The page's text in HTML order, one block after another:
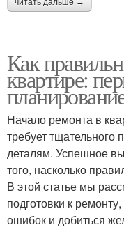
Как
квартире:
Начало ремонта в
требует
деталям. Успешное
того, насколько
В этой статье мы
подготовки к
ошибок и добиться